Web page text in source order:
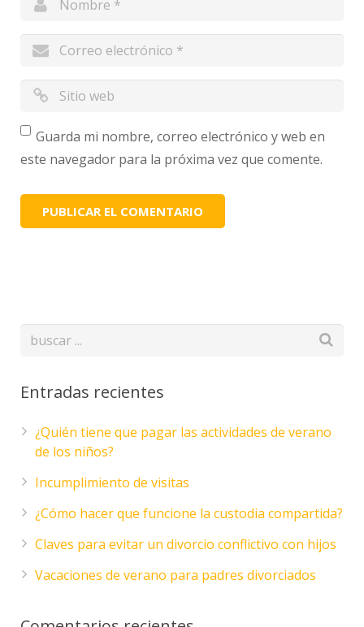
Guarda mi nombre, correo electrónico y web en
este navegador para la próxima vez que comente.
Entradas recientes
¿Quién tiene que pagar las actividades de verano
de los niños?
Incumplimiento de visitas
¿Cómo hacer que funcione la custodia compartida?
Claves para evitar un divorcio conflictivo con hijos
Vacaciones de verano para padres divorciados